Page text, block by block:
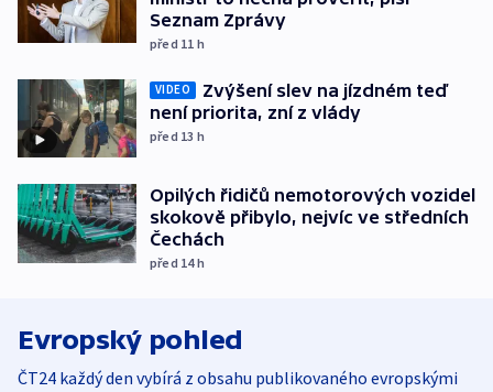
Seznam Zprávy
před 11 h
VIDEO
Zvýšení slev na jízdném teď
není priorita, zní z vlády
před 13 h
Opilých řidičů nemotorových vozidel
skokově přibylo, nejvíc ve středních
Čechách
před 14h
Evropský pohled
ČT24 každý den vybírá z obsahu publikovaného evropskými